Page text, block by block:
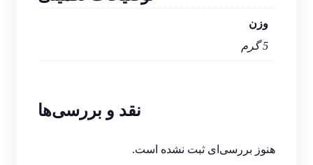
وزن
5 گرم
نقد و بررسی‌ها
هنوز بررسی‌ای ثبت نشده است.